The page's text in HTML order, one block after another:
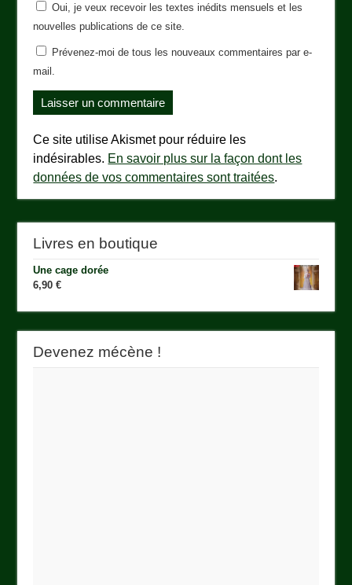
Oui, je veux recevoir les textes inédits mensuels et les
nouvelles publications de ce site.
Prévenez-moi de tous les nouveaux commentaires par e-
mail.
Ce site utilise Akismet pour réduire les
indésirables. En savoir plus sur la façon dont les
données de vos commentaires sont traitées.
Livres en boutique
Une cage dorée
6,90€
Devenez mécène !